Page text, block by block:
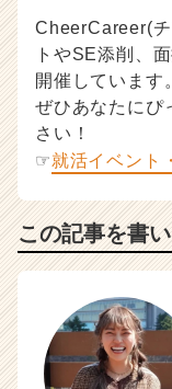
CheerCareer(
トやSE添削、
開催しています。
ぜひあなたにぴ
さい！
☞就活イベント
この記事を書